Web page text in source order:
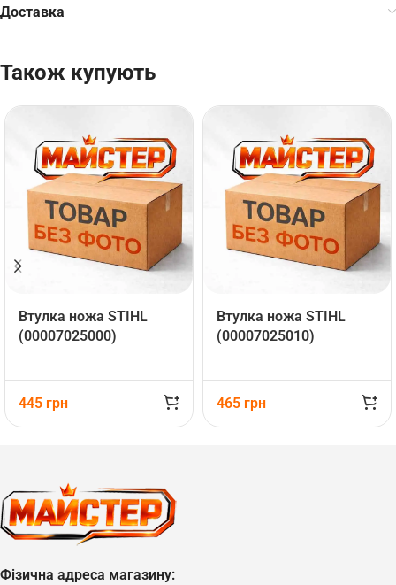
Доставка
Також купують
Втулка ножа STIHL
(00007025000)
445 грн
Втулка ножа STIHL
(00007025010)
465 грн
Фізична адреса магазину: